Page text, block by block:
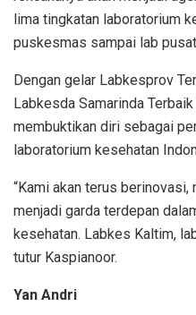
lima tingkatan laboratorium
puskesmas sampai lab
Dengan gelar Labkesprov
Labkesda Samarinda
membuktikan diri sebagai
laboratorium kesehatan
“Kami akan terus
menjadi garda terdepan
kesehatan. Labkes Kaltim,
tutur Kaspianoor.
Yan Andri